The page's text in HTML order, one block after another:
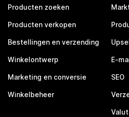
Producten zoeken
Producten verkopen
Bestellingen en verzending
Winkelontwerp
Marketing en conversie
Winkelbeheer
E-
SEO